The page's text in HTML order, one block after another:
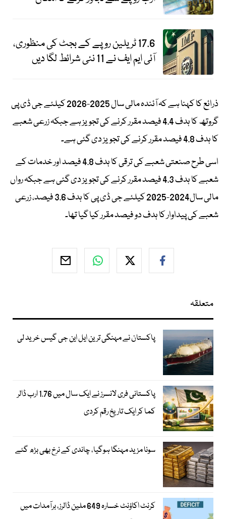
17.6 ٹریلین روپے کے بجٹ کی منظوری،
آئی ایم ایف نے 11 نئی شرائط لگا دیں
ذرائع کا کہنا ہے کہ آئندہ مالی سال 2025-2026 کیلئے جی ڈی پی
گروتھ کا ہدف 4.4 فیصد مقرر کرنے کی تجویز ہے جبکہ زرعی شعبے
کا ہدف 4.8 فیصد مقرر کرنے کی تجویز دی گئی ہے۔
اسی طرح صنعتی شعبے کی ترقی کا ہدف 4.8 فیصد اور خدمات کے
شعبے کا ہدف 4.3 فیصد مقرر کرنے کی تجویز دی گئی ہے جبکہ رواں
مالی سال2024-2025 کیلئے جی ڈی پی کا ہدف 3.6 فیصد، زرعی
شعبے کی پیداوار کا ہدف دو فیصد مقرر کیا گیا تھا۔
متعلقہ
پاکستان نے مہنگی ترین ایل این جی گیس خرید لی
پاکستانی فری لانسرز نے ایک سال میں 1.76 ارب ڈالر
کما کر ایک تاریخ رقم کردی
سونا مزید مہنگا ہوگیا، چاندی کے نرخ بھی بڑھ گئے
کرنٹ اکاؤنٹ خسارہ 649 ملین ڈالرز، برآمدات میں